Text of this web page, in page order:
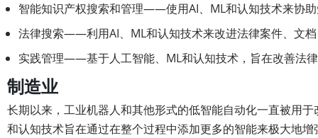
智能知识产权搜索和管理——使用AI、ML和认知技术来协
法律搜索——利用AI、ML和认知技术来改进法律案件、文
实践管理——基于人工智能、ML和认知技术，旨在改善法
制造业
长期以来，工业机器人和其他形式的低智能自动化一直被用
和认知技术旨在通过在整个过程中添加更多的智能来极大地增